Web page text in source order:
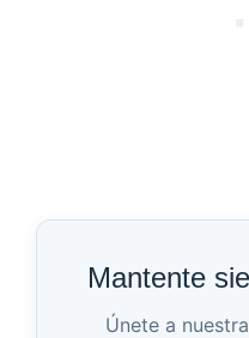
Mantente
Únete a